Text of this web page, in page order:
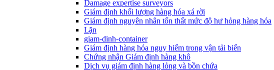
Damage expertise surveyors
Giám định khối lượng hàng hóa xá rời
Giám định nguyên nhân tổn thất mức độ hư hỏng hàng hóa
Lặn
giam-dinh-container
Giám định hàng hóa nguy hiểm trong vận tải biển
Chứng nhận Giám định hàng khô
Dịch vụ giám định hàng lỏng và bồn chứa